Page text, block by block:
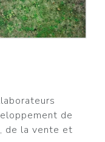
de
de la vente et